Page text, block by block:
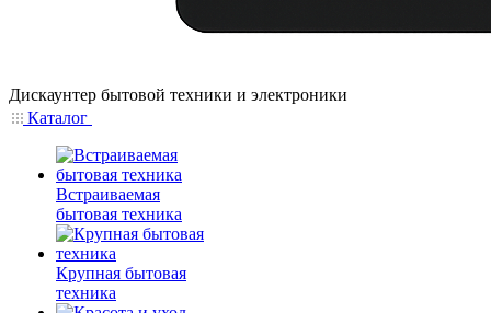
Дискаунтер бытовой техники и электроники
Каталог
Встраиваемая
бытовая техника
Крупная бытовая
техника